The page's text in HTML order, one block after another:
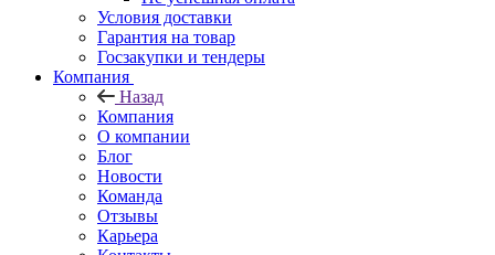
Условия доставки
Гарантия на товар
Госзакупки и тендеры
Компания
Назад
Компания
О компании
Блог
Новости
Команда
Отзывы
Карьера